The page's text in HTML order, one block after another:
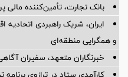
بانک تجارت، تأمین‌کننده مالی پروژه
ایران، شریک راهبردی
و همگرایی منطقه‌ای
خبرنگاران متعهد، سفیران